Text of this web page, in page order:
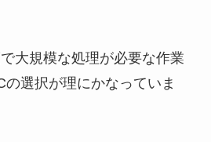
大規模な処理が必要な作業
選択が理にかなっていま